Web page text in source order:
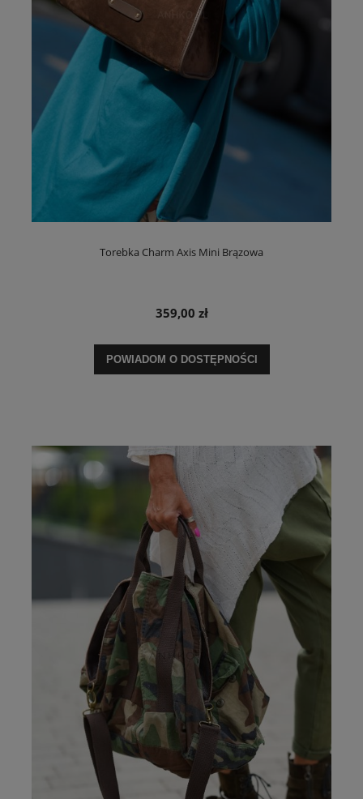
Torebka Charm Axis Mini Brązowa
359,00 zł
POWIADOM O DOSTĘPNOŚCI